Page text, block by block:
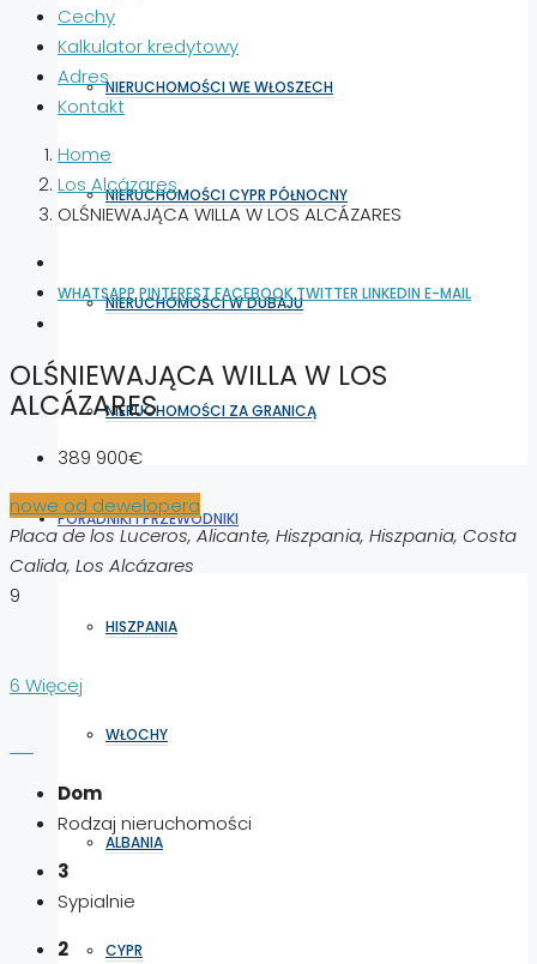
NIERUCHOMOŚCI WE WŁOSZECH
NIERUCHOMOŚCI CYPR PÓŁNOCNY
NIERUCHOMOŚCI W DUBAJU
NIERUCHOMOŚCI ZA GRANICĄ
PORADNIKI I PRZEWODNIKI
HISZPANIA
WŁOCHY
ALBANIA
CYPR
Cechy
Kalkulator kredytowy
Adres
Kontakt
Home
Los Alcázares
OLŚNIEWAJĄCA WILLA W LOS ALCÁZARES
WHATSAPPPINTEREST FACEBOOKTWITTER LINKEDIN E-MAIL
OLŚNIEWAJĄCA WILLA W LOS
ALCÁZARES
389 900€
nowe od dewelopera
Placa de los Luceros, Alicante, Hiszpania, Hiszpania, Costa
Calida, Los Alcázares
9
6 Więcej
Dom
Rodzaj nieruchomości
3
Sypialnie
2